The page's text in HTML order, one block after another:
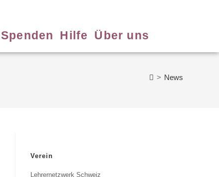
Spenden Hilfe Über uns
> News
Verein
Lehrernetzwerk Schweiz